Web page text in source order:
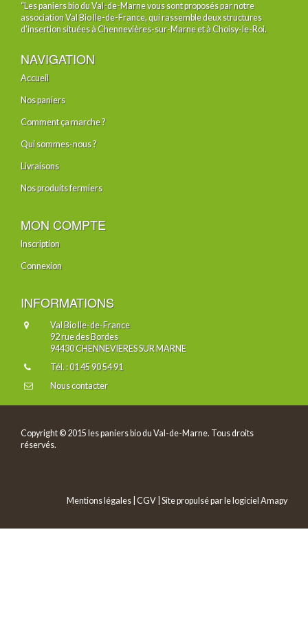
“Les paniers bio du Val-de-Marne vous sont proposés par notre
association Val Bio Ile-de-France, qui rassemble deux structures
d’insertion situées à Chennevières-sur-Marne et à Choisy-le-Roi.
NAVIGATION
Accueil
Nos paniers
Comment ça marche ?
Qui sommes-nous ?
Livraisons
Nos produits fermiers
MON COMPTE
Inscription
Connexion
INFORMATIONS
Val Bio Ile-de-France
92 rue des Bordes
94430 CHENNEVIERES SUR MARNE
Tél. : 01 45 90 54 91
Nous contacter
Copyright © 2015 les paniers bio du Val-de-Marne. Tous droits
réservés.
Mentions légales CGV | Site propulsé par le logiciel Amapy